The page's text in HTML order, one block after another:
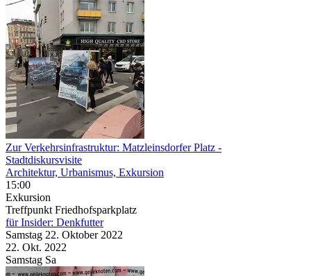
Zur Verkehrsinfrastruktur: Matzleinsdorfer Platz -
Stadtdiskursvisite
Architektur, Urbanismus, Exkursion
15:00
Exkursion
Treffpunkt Friedhofsparkplatz
für Insider: Denkfutter
Samstag 22. Oktober 2022
22. Okt. 2022
Samstag Sa